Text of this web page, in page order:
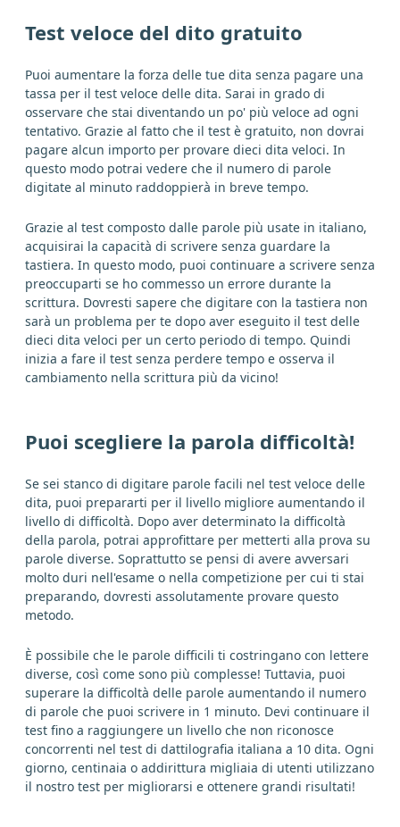
sì caratteristico esso diventare
su restare chi suo dare qualche
pure parere continuo lo vero
normale vicino attuale uomo
cui ancora prendere
Test veloce del dito gratuito
Puoi aumentare la forza delle tue dita senza pagare una
tassa per il test veloce delle dita. Sarai in grado di
osservare che stai diventando un po' più veloce ad ogni
tentativo. Grazie al fatto che il test è gratuito, non dovrai
pagare alcun importo per provare dieci dita veloci. In
questo modo potrai vedere che il numero di parole
digitate al minuto raddoppierà in breve tempo.
Grazie al test composto dalle parole più usate in italiano,
acquisirai la capacità di scrivere senza guardare la
tastiera. In questo modo, puoi continuare a scrivere senza
preoccuparti se ho commesso un errore durante la
scrittura. Dovresti sapere che digitare con la tastiera non
sarà un problema per te dopo aver eseguito il test delle
dieci dita veloci per un certo periodo di tempo. Quindi
inizia a fare il test senza perdere tempo e osserva il
cambiamento nella scrittura più da vicino!
Puoi scegliere la parola difficoltà!
Se sei stanco di digitare parole facili nel test veloce delle
dita, puoi prepararti per il livello migliore aumentando il
livello di difficoltà. Dopo aver determinato la difficoltà
della parola, potrai approfittare per metterti alla prova su
parole diverse. Soprattutto se pensi di avere avversari
molto duri nell'esame o nella competizione per cui ti stai
preparando, dovresti assolutamente provare questo
metodo.
È possibile che le parole difficili ti costringano con lettere
diverse, così come sono più complesse! Tuttavia, puoi
superare la difficoltà delle parole aumentando il numero
di parole che puoi scrivere in 1 minuto. Devi continuare il
test fino a raggiungere un livello che non riconosce
concorrenti nel test di dattilografia italiana a 10 dita. Ogni
giorno, centinaia o addirittura migliaia di utenti utilizzano
il nostro test per migliorarsi e ottenere grandi risultati!